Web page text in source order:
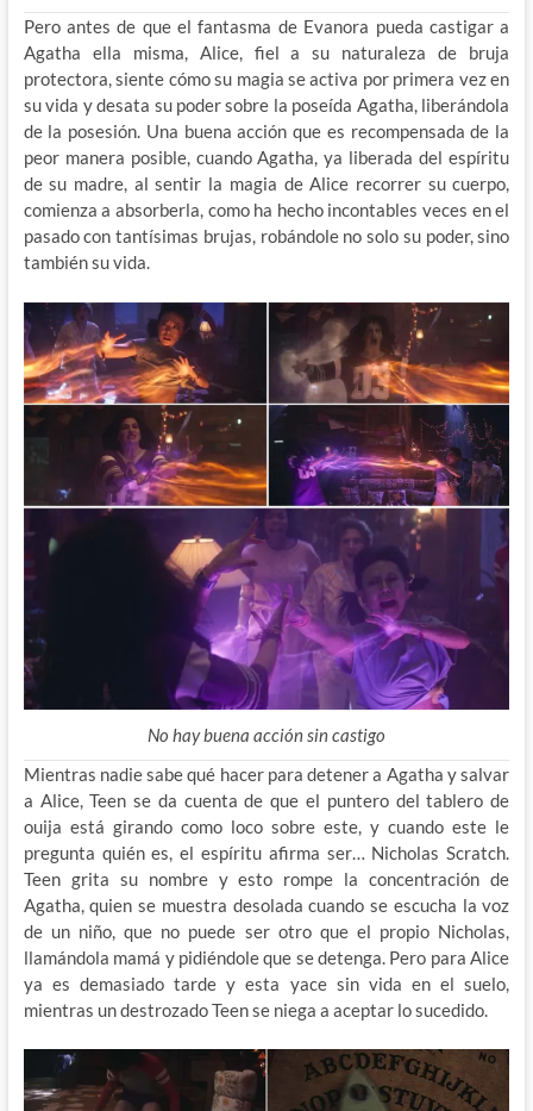
Pero antes de que el fantasma de Evanora pueda castigar a
Agatha ella misma, Alice, fiel a su naturaleza de bruja
protectora, siente cómo su magia se activa por primera vez en
su vida y desata su poder sobre la poseída Agatha, liberándola
de la posesión. Una buena acción que es recompensada de la
peor manera posible, cuando Agatha, ya liberada del espíritu
de su madre, al sentir la magia de Alice recorrer su cuerpo,
comienza a absorberla, como ha hecho incontables veces en el
pasado con tantísimas brujas, robándole no solo su poder, sino
también su vida.
No hay buena acción sin castigo
Mientras nadie sabe qué hacer para detener a Agatha y salvar
a Alice, Teen se da cuenta de que el puntero del tablero de
ouija está girando como loco sobre este, y cuando este le
pregunta quién es, el espíritu afirma ser… Nicholas Scratch.
Teen grita su nombre y esto rompe la concentración de
Agatha, quien se muestra desolada cuando se escucha la voz
de un niño, que no puede ser otro que el propio Nicholas,
llamándola mamá y pidiéndole que se detenga. Pero para Alice
ya es demasiado tarde y esta yace sin vida en el suelo,
mientras un destrozado Teen se niega a aceptar lo sucedido.